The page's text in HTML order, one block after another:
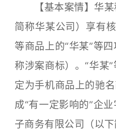
【基本案情】华某
简称华某公司）享有
等商品上的“华某”等
称涉案商标）。“华某
定为手机商品上的驰
成“有一定影响的”企
子商务有限公司（以